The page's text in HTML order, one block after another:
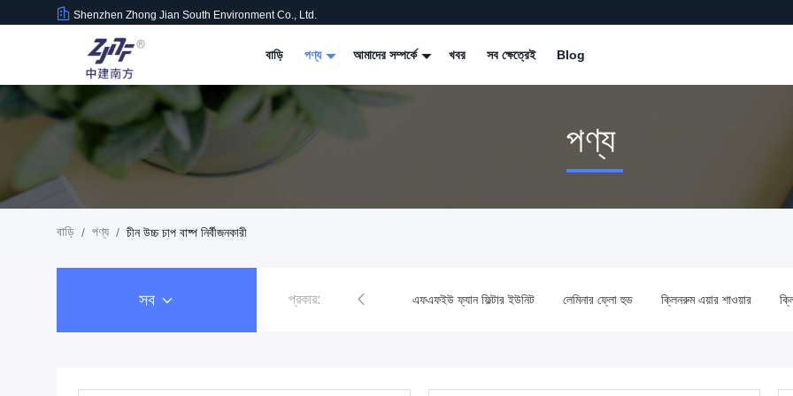
Shenzhen Zhong Jian South Environment Co., Ltd.
বাড়ি পণ্য আমাদের সম্পর্কে খবর সব ক্ষেত্রেই Blog
পণ্য
বাড়ি / পণ্য / চীন উচ্চ চাপ বাষ্প নির্বীজনকারী
সব প্রকার: এফএফইউ ফ্যান ফিল্টার ইউনিট লেমিনার ফ্লো হুড ক্লিনরুম এয়ার শাওয়ার